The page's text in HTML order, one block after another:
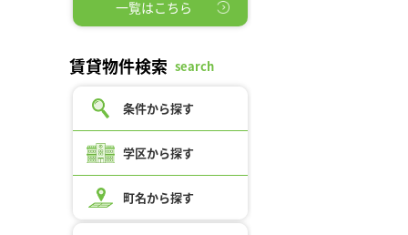
一覧はこちら
賃貸物件検索 search
条件から探す
学区から探す
町名から探す